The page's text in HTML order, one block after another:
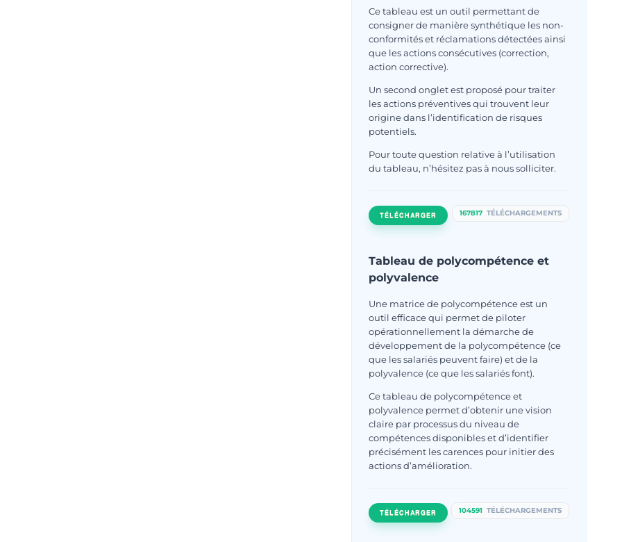
Ce tableau est un outil permettant de
consigner de manière synthétique les non-
conformités et réclamations détectées ainsi
que les actions consécutives (correction,
action corrective).
Un second onglet est proposé pour traiter
les actions préventives qui trouvent leur
origine dans l’identification de risques
potentiels.
Pour toute question relative à l’utilisation
du tableau, n’hésitez pas à nous solliciter.
TÉLÉCHARGER 167817 TÉLÉCHARGEMENTS
Tableau de polycompétence et
polyvalence
Une matrice de polycompétence est un
outil efficace qui permet de piloter
opérationnellement la démarche de
développement de la polycompétence (ce
que les salariés peuvent faire) et de la
polyvalence (ce que les salariés font).
Ce tableau de polycompétence et
polyvalence permet d’obtenir une vision
claire par processus du niveau de
compétences disponibles et d’identifier
précisément les carences pour initier des
actions d’amélioration.
TÉLÉCHARGER 104591 TÉLÉCHARGEMENTS